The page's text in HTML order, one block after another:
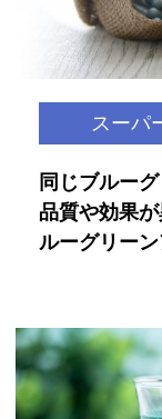
スーパ
同じブルー
品質や効果
ルーグリー